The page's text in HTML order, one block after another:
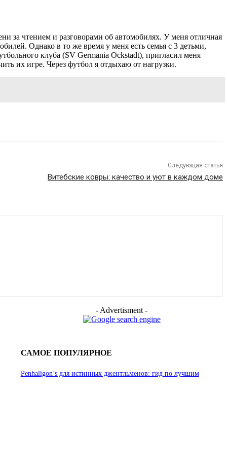
за чтением и разговорами об автомобилях. У меня отличная
Однако в то же время у меня есть семья с 3 детьми,
клуба (SV Germania Ockstadt), пригласил меня
их игре. Через футбол я отдыхаю от нагрузки.
Следующая статья
Витебские ковры: качество и уют в каждом доме
- Advertisment -
САМОЕ ПОПУЛЯРНОЕ
Penhaligon’s для истинных джентльменов: гид по лучшим